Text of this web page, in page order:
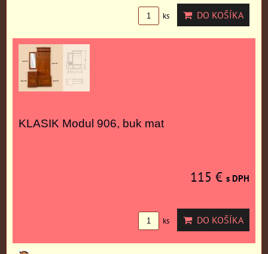
ks DO KOŠÍKA
KLASIK Modul 906, buk mat
115 € s DPH
ks DO KOŠÍKA